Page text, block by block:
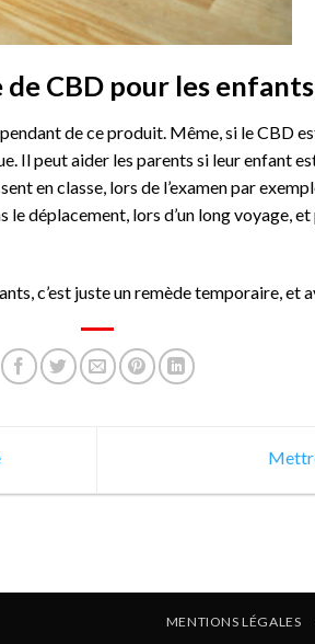
CBD pour les enfants
de ce produit. Même, si le CBD
Il peut aider les parents si leur enfant
en classe, lors de l’examen par
déplacement, lors d’un long voyage,
c’est juste un remède temporaire, et
MENTIONS LÉGALES